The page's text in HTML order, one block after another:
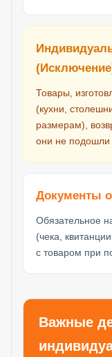
Товары,
(кухни,
размерам),
они не подошли
Документы
Обязательное
(чека,
с товаром при
Важные